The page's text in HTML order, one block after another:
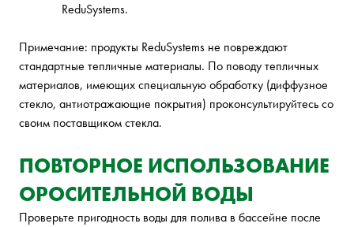
ReduSystems.
Примечание: продукты ReduSystems не повреждают
стандартные тепличные материалы. По поводу тепличных
материалов, имеющих специальную обработку (диффузное
стекло, антиотражающие покрытия) проконсультируйтесь со
своим поставщиком стекла.
ПОВТОРНОЕ ИСПОЛЬЗОВАНИЕ
ОРОСИТЕЛЬНОЙ ВОДЫ
Проверьте пригодность воды для полива в бассейне после